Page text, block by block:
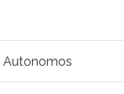
Autonomos